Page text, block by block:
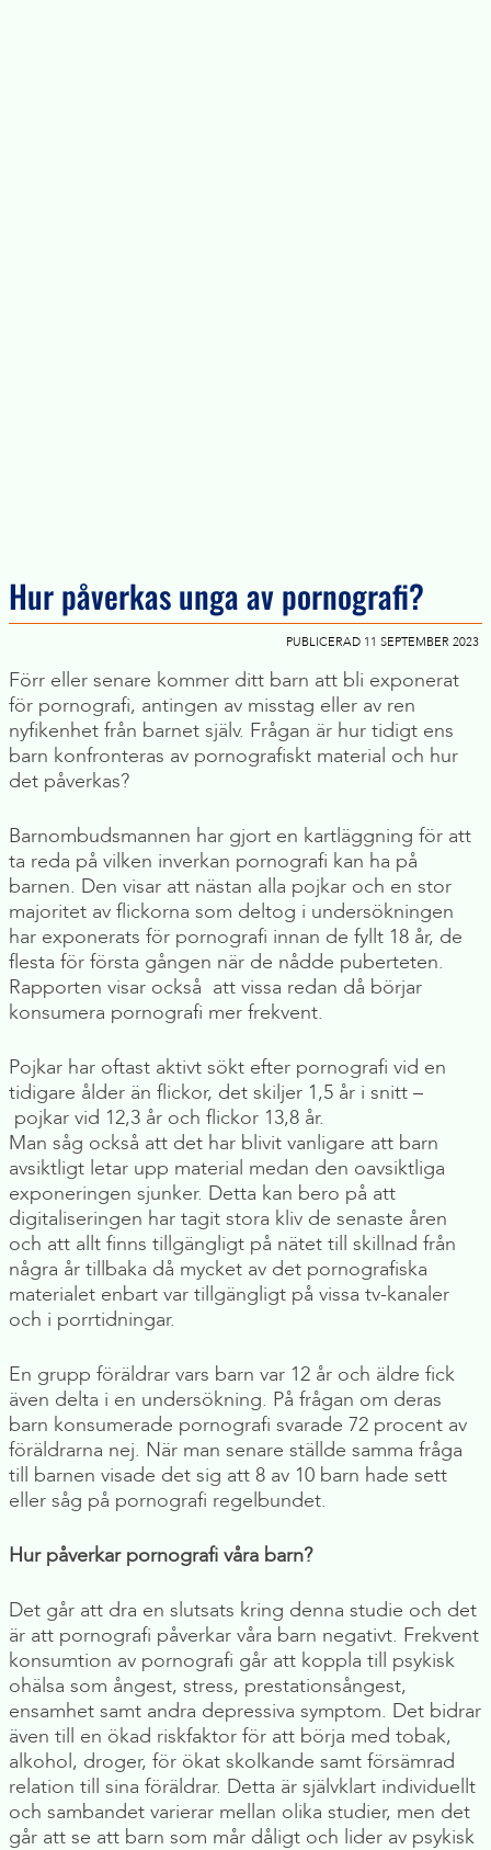
Hur påverkas unga av pornografi?
PUBLICERAD 11 SEPTEMBER 2023
Förr eller senare kommer ditt barn att bli exponerat
för pornografi, antingen av misstag eller av ren
nyfikenhet från barnet själv. Frågan är hur tidigt ens
barn konfronteras av pornografiskt material och hur
det påverkas?
Barnombudsmannen har gjort en kartläggning för att
ta reda på vilken inverkan pornografi kan ha på
barnen. Den visar att nästan alla pojkar och en stor
majoritet av flickorna som deltog i undersökningen
har exponerats för pornografi innan de fyllt 18 år, de
flesta för första gången när de nådde puberteten.
Rapporten visar också att vissa redan då börjar
konsumera pornografi mer frekvent.
Pojkar har oftast aktivt sökt efter pornografi vid en
tidigare ålder än flickor, det skiljer 1,5 år i snitt –
pojkar vid 12,3 år och flickor 13,8 år.
Man såg också att det har blivit vanligare att barn
avsiktligt letar upp material medan den oavsiktliga
exponeringen sjunker. Detta kan bero på att
digitaliseringen har tagit stora kliv de senaste åren
och att allt finns tillgängligt på nätet till skillnad från
några år tillbaka då mycket av det pornografiska
materialet enbart var tillgängligt på vissa tv-kanaler
och i porrtidningar.
En grupp föräldrar vars barn var 12 år och äldre fick
även delta i en undersökning. På frågan om deras
barn konsumerade pornografi svarade 72 procent av
föräldrarna nej. När man senare ställde samma fråga
till barnen visade det sig att 8 av 10 barn hade sett
eller såg på pornografi regelbundet.
Hur påverkar pornografi våra barn?
Det går att dra en slutsats kring denna studie och det
är att pornografi påverkar våra barn negativt. Frekvent
konsumtion av pornografi går att koppla till psykisk
ohälsa som ångest, stress, prestationsångest,
ensamhet samt andra depressiva symptom. Det bidrar
även till en ökad riskfaktor för att börja med tobak,
alkohol, droger, för ökat skolkande samt försämrad
relation till sina föräldrar. Detta är självklart individuellt
och sambandet varierar mellan olika studier, men det
går att se att barn som mår dåligt och lider av psykisk